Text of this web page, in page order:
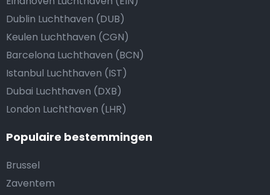
Dublin Luchthaven (DUB)
Keulen Luchthaven (CGN)
Barcelona Luchthaven (BCN)
Istanbul Luchthaven (IST)
Dubai Luchthaven (DXB)
London Luchthaven (LHR)
Populaire bestemmingen
Brussel
Zaventem